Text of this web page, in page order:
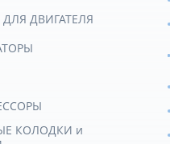
ДВИГАТЕЛЯ
КОЛОДКИ и